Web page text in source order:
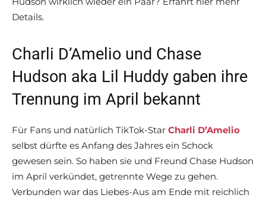
Details.
Charli D’Amelio und Chase
Hudson aka Lil Huddy gaben ihre
Trennung im April bekannt
Für Fans und natürlich TikTok-Star Charli D’Amelio
selbst dürfte es Anfang des Jahres ein Schock
gewesen sein. So haben sie und Freund Chase Hudson
im April verkündet, getrennte Wege zu gehen.
Verbunden war das Liebes-Aus am Ende mit reichlich